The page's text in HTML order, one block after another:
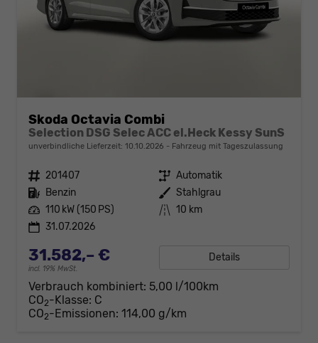
Skoda Octavia Combi
Selection DSG Selec ACC el.Heck Kessy SunS
unverbindliche Lieferzeit: 10.10.2026 Fahrzeug mit Tageszulassung
Fahrzeugnr. 201407 Getriebe Automatik
Kraftstoff Benzin Außenfarbe Stahlgrau
Leistung 110 kW (150 PS) Kilometerstand 10 km
31.07.2026
31.582,– €
incl. 19% MwSt.
Details
Verbrauch kombiniert: 5,00 l/100km
CO2-Klasse: C
CO2-Emissionen: 114,00 g/km